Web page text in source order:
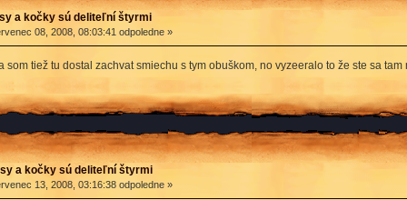
a kočky sú deliteľní štyrmi
08, 2008, 08:03:41 odpoledne »
som tiež tu dostal zachvat smiechu s tym obuškom, no vyzeeralo to že ste sa
a kočky sú deliteľní štyrmi
13, 2008, 03:16:38 odpoledne »